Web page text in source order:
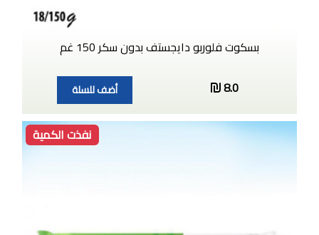
بسكوت فلوربو دايجستف بدون سكر 150 غم
8.0
أضف للسلة
نفذت الكمية